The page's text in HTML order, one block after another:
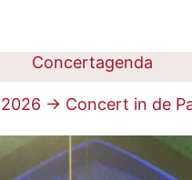
Concertagenda
-> Concert in de